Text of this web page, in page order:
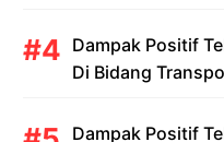
Dampak Positif
Di Bidang
Dampak Positif